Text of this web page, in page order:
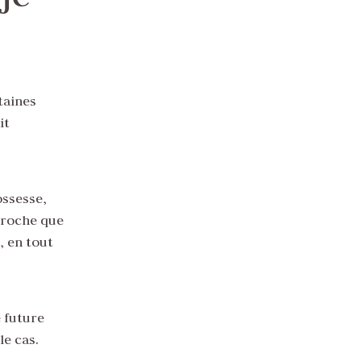
que
en tout
future
cas.